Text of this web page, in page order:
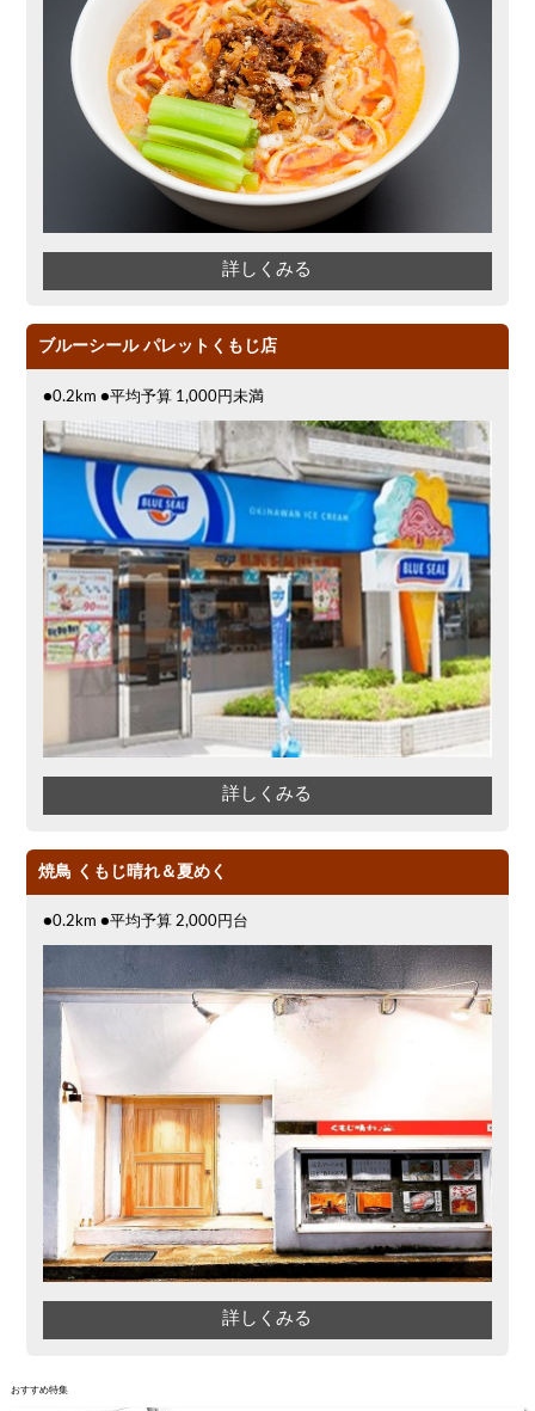
詳しくみる
ブルーシール パレットくもじ店
●0.2km ●平均予算 1,000円未満
詳しくみる
焼鳥 くもじ晴れ＆夏めく
●0.2km ●平均予算 2,000円台
詳しくみる
おすすめ特集